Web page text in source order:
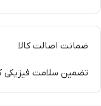
ضمانت اصالت کالا
تضمین سلامت فیزیکی